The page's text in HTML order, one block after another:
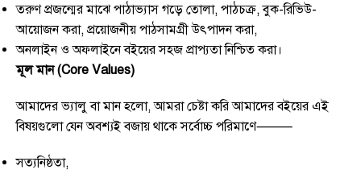
তরুণ প্রজন্মের মাঝে পাঠাভ্যাস গড়ে তোলা, পাঠচক্র, বুক-রিভিউ-
আয়োজন করা, প্রয়োজনীয় পাঠসামগ্রী উৎপাদন করা,
অনলাইন ও অফলাইনে বইয়ের সহজ প্রাপ্যতা নিশ্চিত করা।
মূল মান(Core Values)
আমাদের ভ্যালু বা মান হলো, আমরা চেষ্টা করি আমাদের বইয়ের এই
বিষয়গুলো যেন অবশ্যই বজায় থাকে সর্বোচ্চ পরিমাণে⸻
সত্যনিষ্ঠতা,